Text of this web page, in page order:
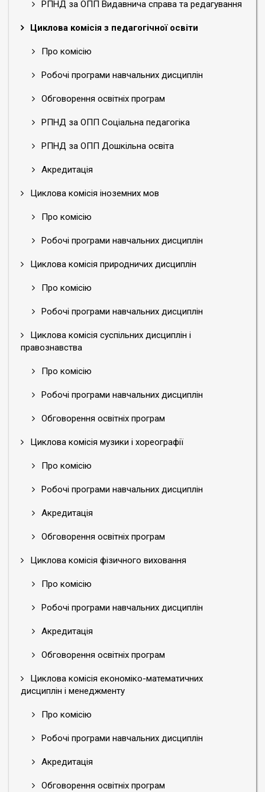
РПНД за ОПП Видавнича справа та редагування
Циклова комісія з педагогічної освіти
Про комісію
Робочі програми навчальних дисциплін
Обговорення освітніх програм
РПНД за ОПП Соціальна педагогіка
РПНД за ОПП Дошкільна освіта
Акредитація
Циклова комісія іноземних мов
Про комісію
Робочі програми навчальних дисциплін
Циклова комісія природничих дисциплін
Про комісію
Робочі програми навчальних дисциплін
Циклова комісія суспільних дисциплін і
правознавства
Про комісію
Робочі програми навчальних дисциплін
Обговорення освітніх програм
Циклова комісія музики і хореографії
Про комісію
Робочі програми навчальних дисциплін
Акредитація
Обговорення освітніх програм
Циклова комісія фізичного виховання
Про комісію
Робочі програми навчальних дисциплін
Акредитація
Обговорення освітніх програм
Циклова комісія економіко-математичних
дисциплін і менеджменту
Про комісію
Робочі програми навчальних дисциплін
Акредитація
Обговорення освітніх програм